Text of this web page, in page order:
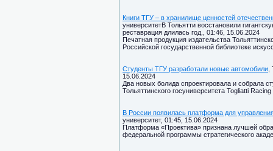
Книги ТГУ – в хранилище ценностей
университетВ Тольятти восстановили
реставрация длилась год., 01:46, 15.06.2024
Печатная продукция издательства
Российской государственной библиотеке
Студенты ТГУ разработали новые автомобили
15.06.2024
Два новых болида спроектировала и собрала
Тольяттинского госуниверситета Togliatti Racing
В России появилась платформа для
университет, 01:45, 15.06.2024
Платформа «Проектива» признана лучшей
федеральной программы стратегического